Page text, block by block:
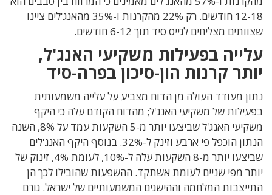
12-18 חודשים. רק 22% מהקרנות ו-35% מהאנג'לים ציינו
שצוותים מצליחים לגייס סיד תוך 6-12 חודשים.
עלייה בפעילות משקיעי האנג'ל,
יותר קרנות הון-סיכון בפרה-סיד
נתון מעודד העולה מן הדוח מצביע על עלייה משמעותית
בפעילות של משקיעי האנג'ל; מהדוח הקודם עלה כי היקף
משקיעי האנג'ל שביצעו יותר מ-5 השקעות עמד על 8%, השנה
הנתון הוכפל פי ארבע וזינק ל-32%. בנוסף היקף האנג'לים
שביצעו יותר מ-8 השקעות עלה ל-10%, לעומת 4%, זינוק של
יותר מפי שניים לעומת אשתקד. ההשפעות שהובילו לכך הן
התייצבות המלחמה וההישגים המשמעותיים של ישראל. גורם